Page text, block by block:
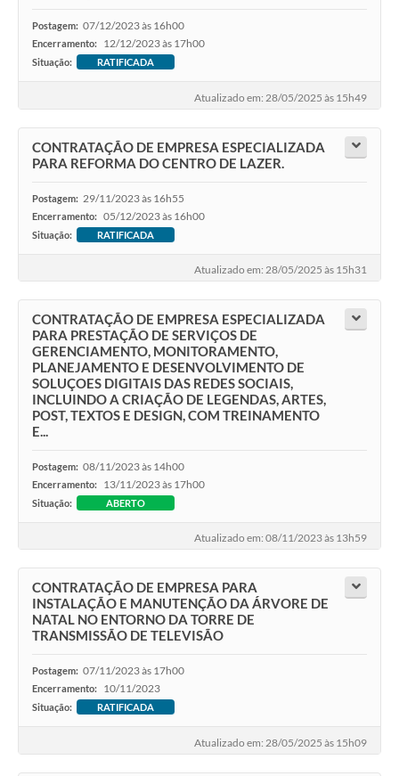
Postagem: 07/12/2023 às 16h00
Encerramento: 12/12/2023 às 17h00
Situação: RATIFICADA
Atualizado em: 28/05/2025 às 15h49
CONTRATAÇÃO DE EMPRESA ESPECIALIZADA
PARA REFORMA DO CENTRO DE LAZER.
Postagem: 29/11/2023 às 16h55
Encerramento: 05/12/2023 às 16h00
Situação: RATIFICADA
Atualizado em: 28/05/2025 às 15h31
CONTRATAÇÃO DE EMPRESA ESPECIALIZADA
PARA PRESTAÇÃO DE SERVIÇOS DE
GERENCIAMENTO, MONITORAMENTO,
PLANEJAMENTO E DESENVOLVIMENTO DE
SOLUÇOES DIGITAIS DAS REDES SOCIAIS,
INCLUINDO A CRIAÇÃO DE LEGENDAS, ARTES,
POST, TEXTOS E DESIGN, COM TREINAMENTO
E...
Postagem: 08/11/2023 às 14h00
Encerramento: 13/11/2023 às 17h00
Situação: ABERTO
Atualizado em: 08/11/2023 às 13h59
CONTRATAÇÃO DE EMPRESA PARA
INSTALAÇÃO E MANUTENÇÃO DA ÁRVORE DE
NATAL NO ENTORNO DA TORRE DE
TRANSMISSÃO DE TELEVISÃO
Postagem: 07/11/2023 às 17h00
Encerramento: 10/11/2023
Situação: RATIFICADA
Atualizado em: 28/05/2025 às 15h09